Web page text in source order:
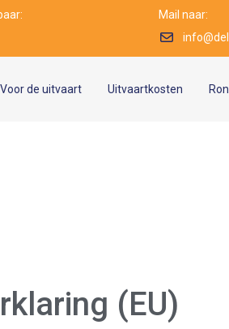
Mail naar:
Voor de uitvaart Uitvaartkosten
(EU)